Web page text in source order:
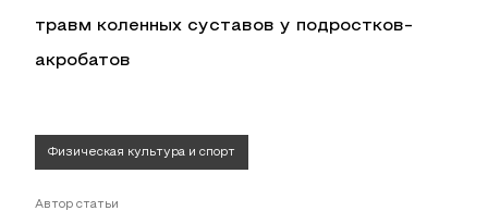
травм коленных суставов у подростков-
акробатов
Физическая культура и спорт
Автор статьи